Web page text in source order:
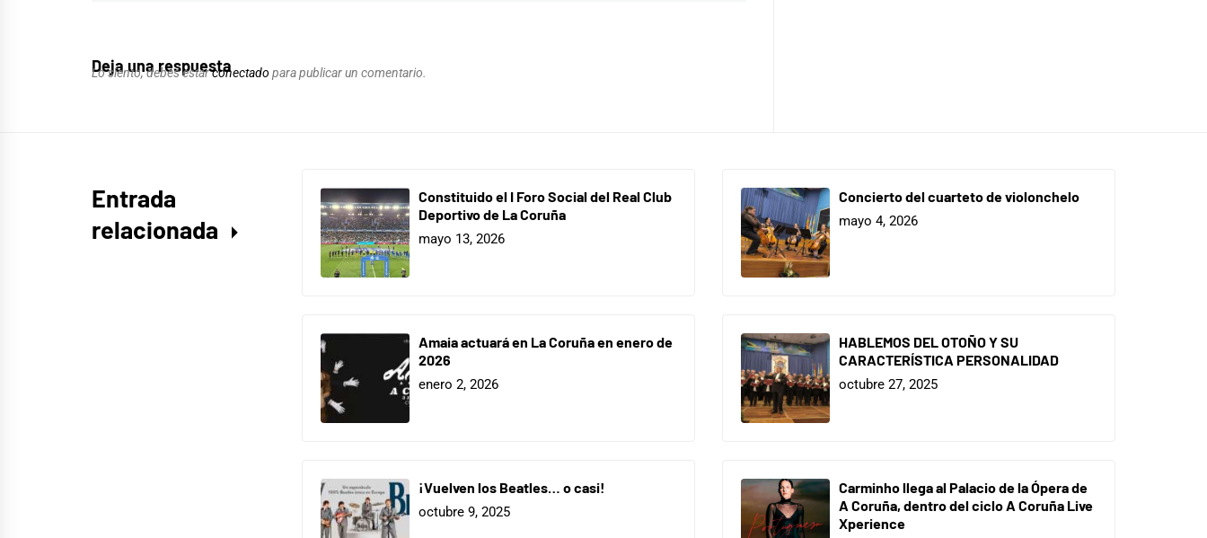
Deja una respuesta
Lo siento, debes estarconectado para publicar un comentario.
Entrada
relacionada
Constituido el I Foro Social del Real Club
Deportivo de La Coruña
mayo 13, 2026
Concierto del cuarteto de violonchelo
mayo 4, 2026
Amaia actuará en La Coruña en enero de
2026
enero 2, 2026
HABLEMOS DEL OTOÑO Y SU
CARACTERÍSTICA PERSONALIDAD
octubre 27, 2025
¡Vuelven los Beatles… o casi!
octubre 9, 2025
Carminho llega al Palacio de la Ópera de
A Coruña, dentro del ciclo A Coruña Live
Xperience